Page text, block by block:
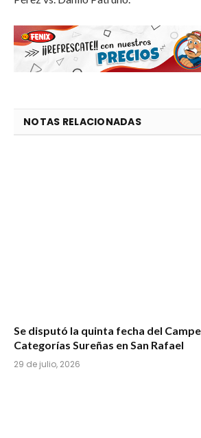
NOTAS RELACIONADAS
Se disputó la quinta fecha del
Categorías Sureñas en San Rafael
29 de julio, 2026